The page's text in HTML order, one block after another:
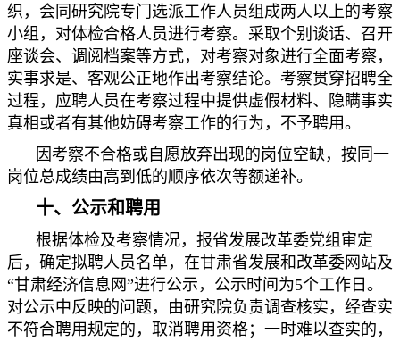
织，会同研究院专门选派工作人员组成两人以上的考察
小组，对体检合格人员进行考察。采取个别谈话、召开
座谈会、调阅档案等方式，对考察对象进行全面考察，
实事求是、客观公正地作出考察结论。考察贯穿招聘全
过程，应聘人员在考察过程中提供虚假材料、隐瞒事实
真相或者有其他妨碍考察工作的行为，不予聘用。
因考察不合格或自愿放弃出现的岗位空缺，按同一
岗位总成绩由高到低的顺序依次等额递补。
十、公示和聘用
根据体检及考察情况，报省发展改革委党组审定
后，确定拟聘人员名单，在甘肃省发展和改革委网站及
“甘肃经济信息网”进行公示，公示时间为5个工作日。
对公示中反映的问题，由研究院负责调查核实，经查实
不符合聘用规定的，取消聘用资格；一时难以查实的，